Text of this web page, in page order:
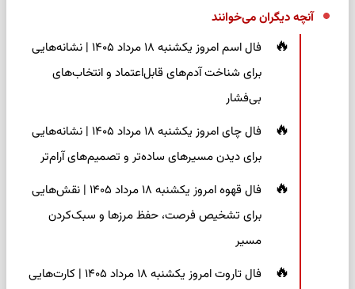
آنچه دیگران می‌خوانند
فال اسم امروز یکشنبه ۱۸ مرداد ۱۴۰۵ | نشانه‌هایی
برای شناخت آدم‌های قابل‌اعتماد و انتخاب‌های
بی‌فشار
فال چای امروز یکشنبه ۱۸ مرداد ۱۴۰۵ | نشانه‌هایی
برای دیدن مسیرهای ساده‌تر و تصمیم‌های آرام‌تر
فال قهوه امروز یکشنبه ۱۸ مرداد ۱۴۰۵ | نقش‌هایی
برای تشخیص فرصت، حفظ مرزها و سبک‌کردن
مسیر
فال تاروت امروز یکشنبه ۱۸ مرداد ۱۴۰۵ | کارت‌هایی